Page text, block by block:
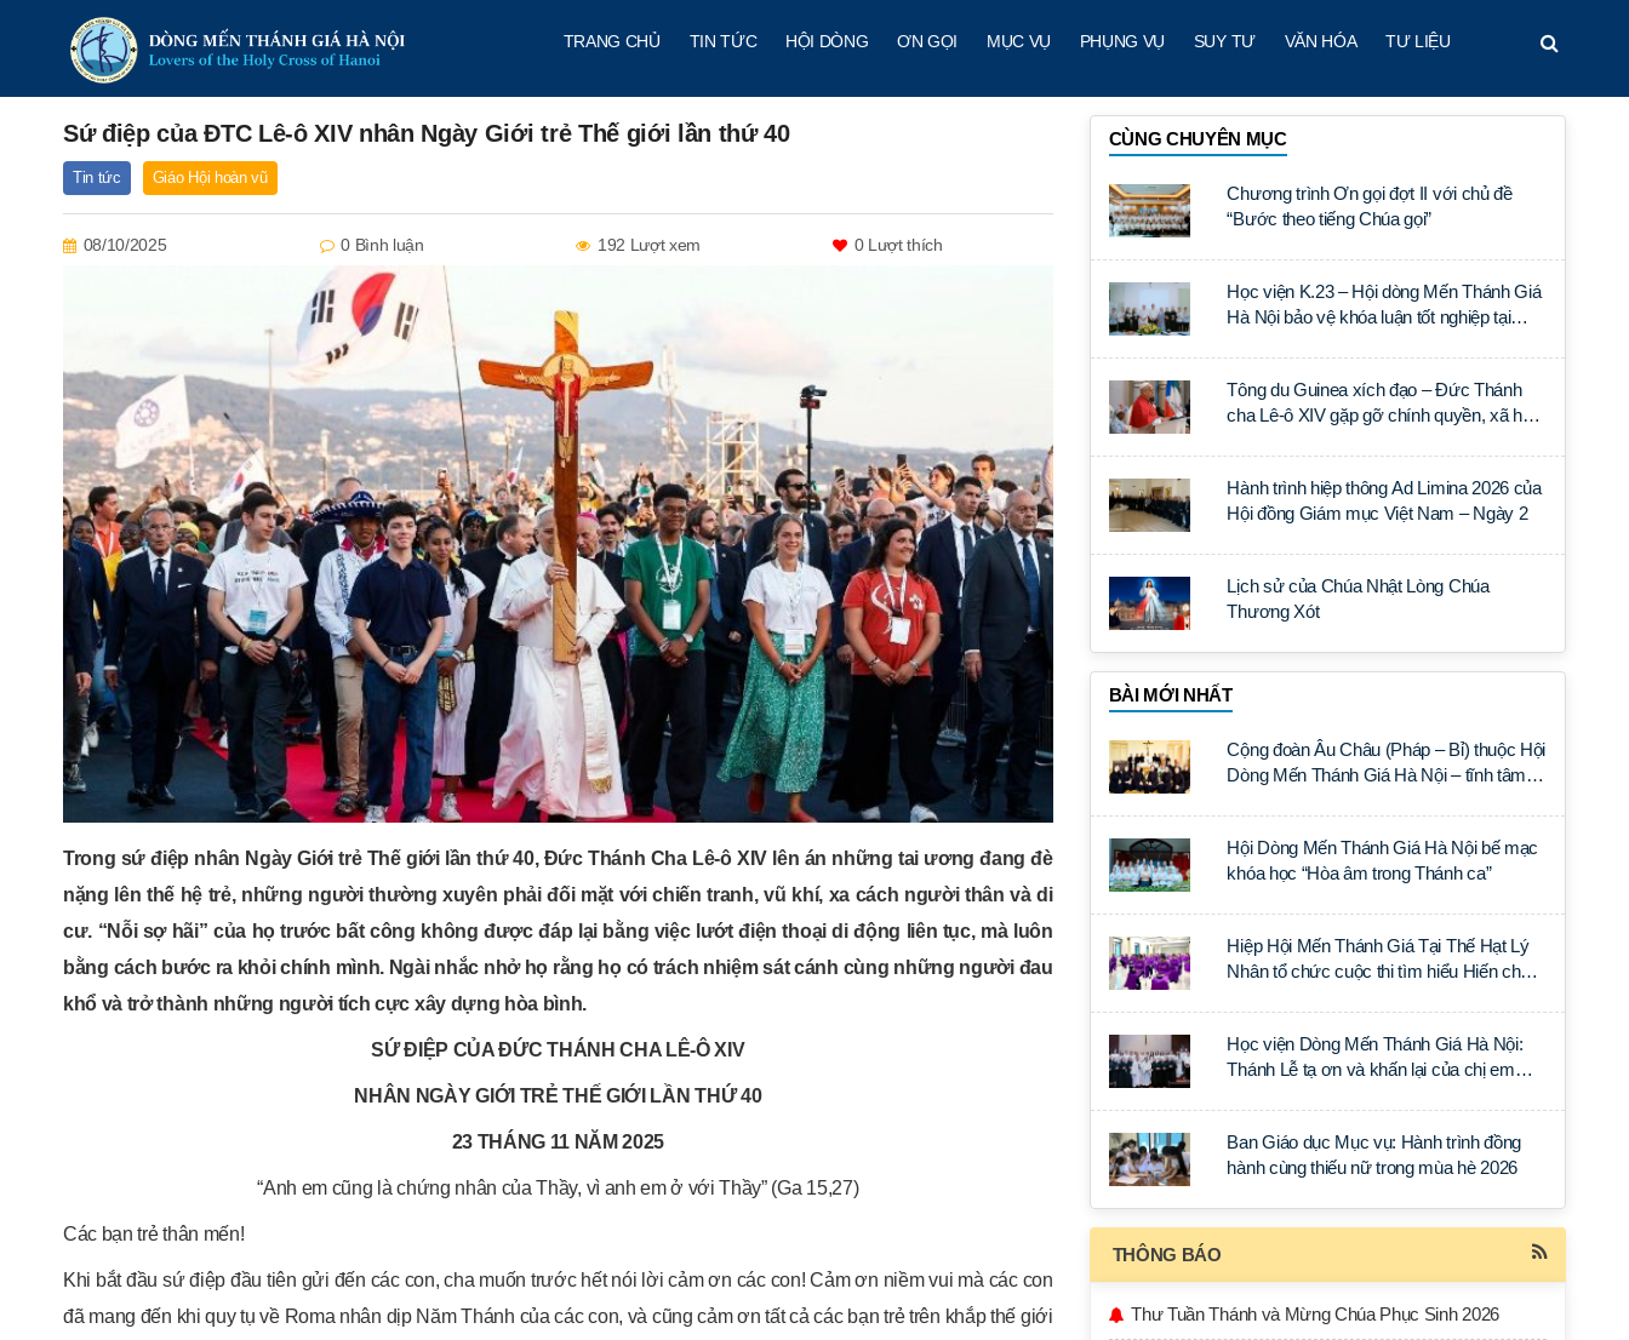
TRANG CHỦ TIN TỨC HỘI DÒNG ƠN GỌI MỤC VỤ PHỤNG VỤ SUY TƯ VĂN HÓA TƯ LIỆU
Sứ điệp của ĐTC Lê-ô XIV nhân Ngày Giới trẻ Thế giới lần thứ 40
Tin tức Giáo Hội hoàn vũ
08/10/2025 0 Bình luận 192 Lượt xem 0Lượt thích
Trong sứ điệp nhân Ngày Giới trẻ Thế giới lần thứ 40, Đức Thánh Cha Lê-ô XIV lên án những tai ương đang đè
nặng lên thế hệ trẻ, những người thường xuyên phải đối mặt với chiến tranh, vũ khí, xa cách người thân và di
cư. “Nỗi sợ hãi” của họ trước bất công không được đáp lại bằng việc lướt điện thoại di động liên tục, mà luôn
bằng cách bước ra khỏi chính mình. Ngài nhắc nhở họ rằng họ có trách nhiệm sát cánh cùng những người đau
khổ và trở thành những người tích cực xây dựng hòa bình.
SỨ ĐIỆP CỦA ĐỨC THÁNH CHA LÊ-Ô XIV
NHÂN NGÀY GIỚI TRẺ THẾ GIỚI LẦN THỨ 40
23 THÁNG 11 NĂM 2025
“Anh em cũng là chứng nhân của Thầy, vì anh em ở với Thầy” (Ga 15,27)
Các bạn trẻ thân mến!
Khi bắt đầu sứ điệp đầu tiên gửi đến các con, cha muốn trước hết nói lời cảm ơn các con! Cảm ơn niềm vui mà các con
đã mang đến khi quy tụ về Roma nhân dịp Năm Thánh của các con, và cũng cảm ơn tất cả các bạn trẻ trên khắp thế giới
CÙNG CHUYÊN MỤC
Chương trình Ơn gọi đợt II với chủ đề
“Bước theo tiếng Chúa gọi”
Học viện K.23 – Hội dòng Mến Thánh Giá
Hà Nội bảo vệ khóa luận tốt nghiệp tại
Tông du Guinea xích đạo – Đức Thánh
cha Lê-ô XIV gặp gỡ chính quyền, xã hội
Hành trình hiệp thông Ad Limina 2026 của
Hội đồng Giám mục Việt Nam – Ngày 2
Lịch sử của Chúa Nhật Lòng Chúa
Thương Xót
BÀI MỚI NHẤT
Cộng đoàn Âu Châu (Pháp – Bỉ) thuộc Hội
Dòng Mến Thánh Giá Hà Nội – tĩnh tâm
Hội Dòng Mến Thánh Giá Hà Nội bế mạc
khóa học “Hòa âm trong Thánh ca”
Hiệp Hội Mến Thánh Giá Tại Thế Hạt Lý
Nhân tổ chức cuộc thi tìm hiểu Hiến chế
Học viện Dòng Mến Thánh Giá Hà Nội:
Thánh Lễ tạ ơn và khấn lại của chị em
Ban Giáo dục Mục vụ: Hành trình đồng
hành cùng thiếu nữ trong mùa hè 2026
THÔNG BÁO
Thư Tuần Thánh và Mừng Chúa Phục Sinh 2026